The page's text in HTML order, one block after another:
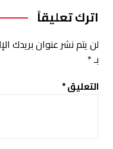
اترك تعليقاً
لن يتم نشر عنوان بريدك
بـ*
التعليق*